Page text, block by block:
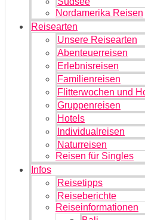
Nordamerika Reisen
Reisearten
Unsere Reisearten
Abenteuerreisen
Erlebnisreisen
Familienreisen
Flitterwochen und
Gruppenreisen
Hotels
Individualreisen
Naturreisen
Reisen für Singles
Infos
Reisetipps
Reiseberichte
Reiseinformationen